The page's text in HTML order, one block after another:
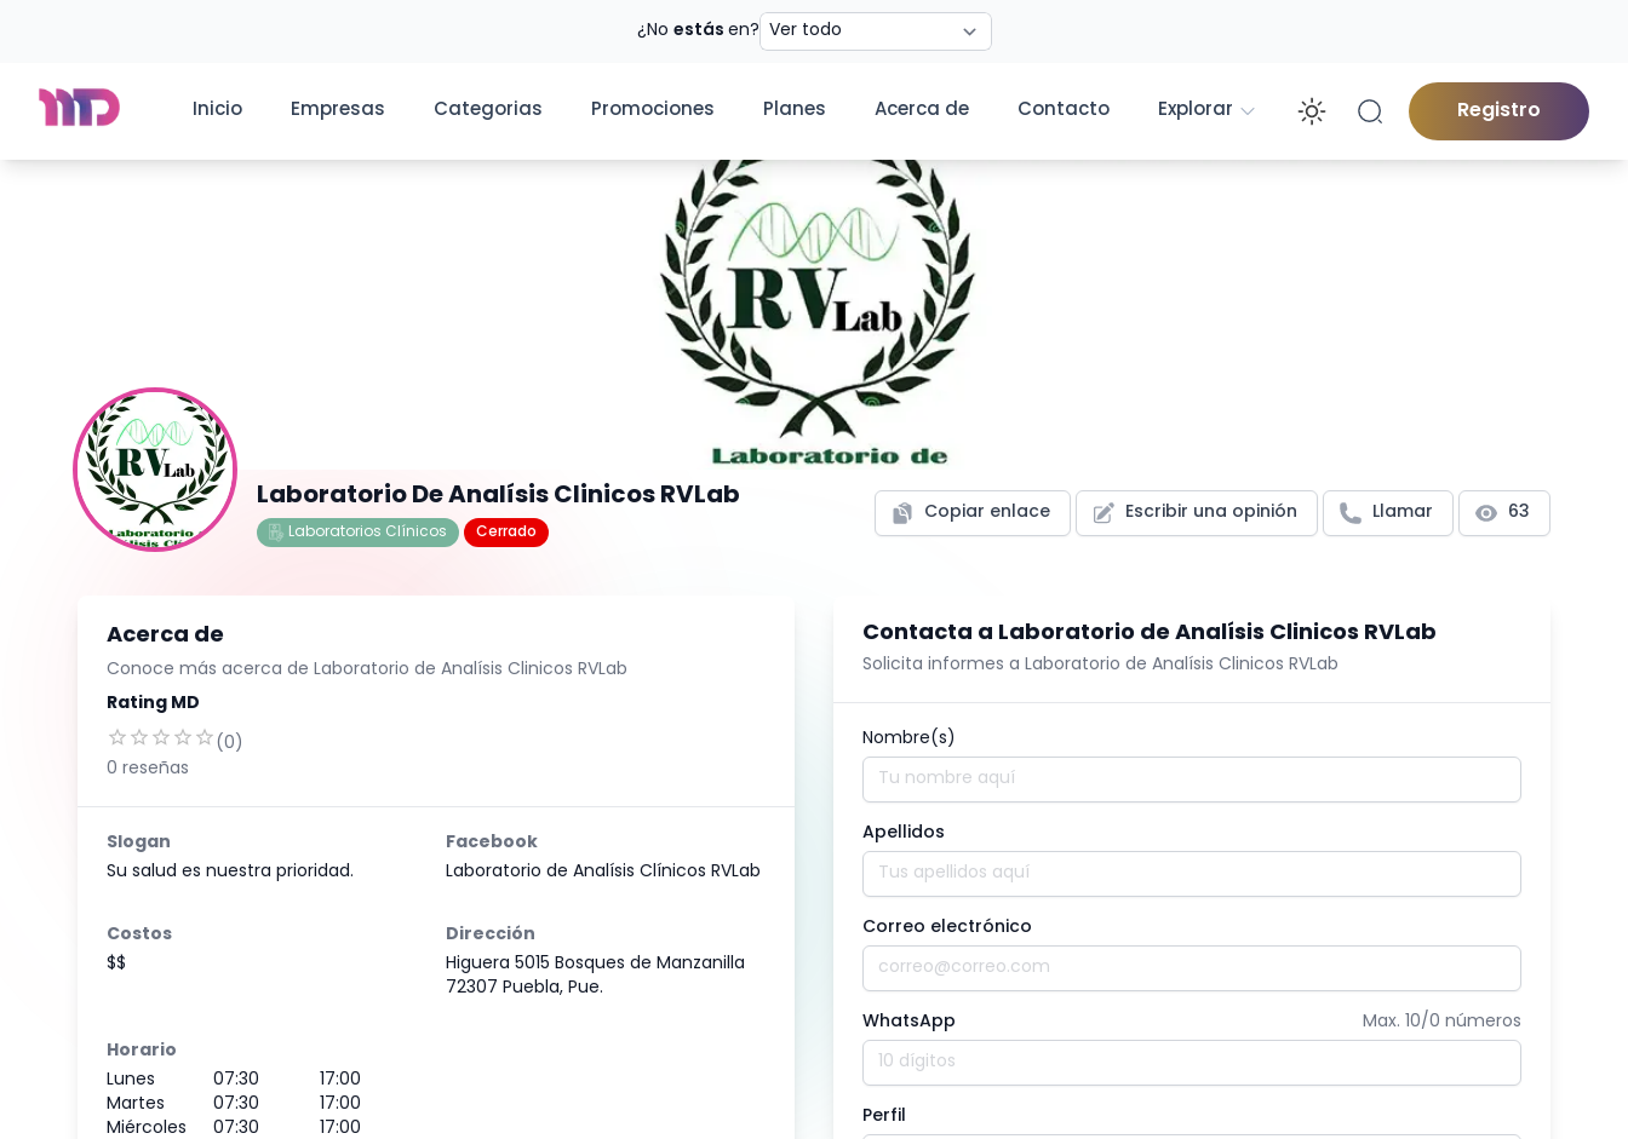
¿No estás en?Estado
Inicio Empresas Categorias Promociones Planes Acerca de Contacto Explorar
Enable dark
Registro
Laboratorio De Analísis Clinicos RVLab
Laboratorios Clínicos Cerrado
Copiar enlace Escribir una opinión Llamar 63
Acerca de
Conoce más acerca de Laboratorio de Analísis Clinicos RVLab
Rating MD
(0 )
0 reseñas
Slogan
Su salud es nuestra prioridad.
Facebook
Laboratorio de Analísis Clínicos RVLab
Costos
$$
Dirección
Higuera 5015 Bosques de Manzanilla
72307 Puebla, Pue.
Horario
Lunes
07:30
17:00
Martes
07:30
17:00
Miércoles
07:30
17:00
Contacta a Laboratorio de Analísis Clinicos RVLab
Solicita informes a Laboratorio de Analísis Clinicos RVLab
Nombre(s)
Apellidos
Correo electrónico
WhatsApp Max. 10/0 números
Perfil